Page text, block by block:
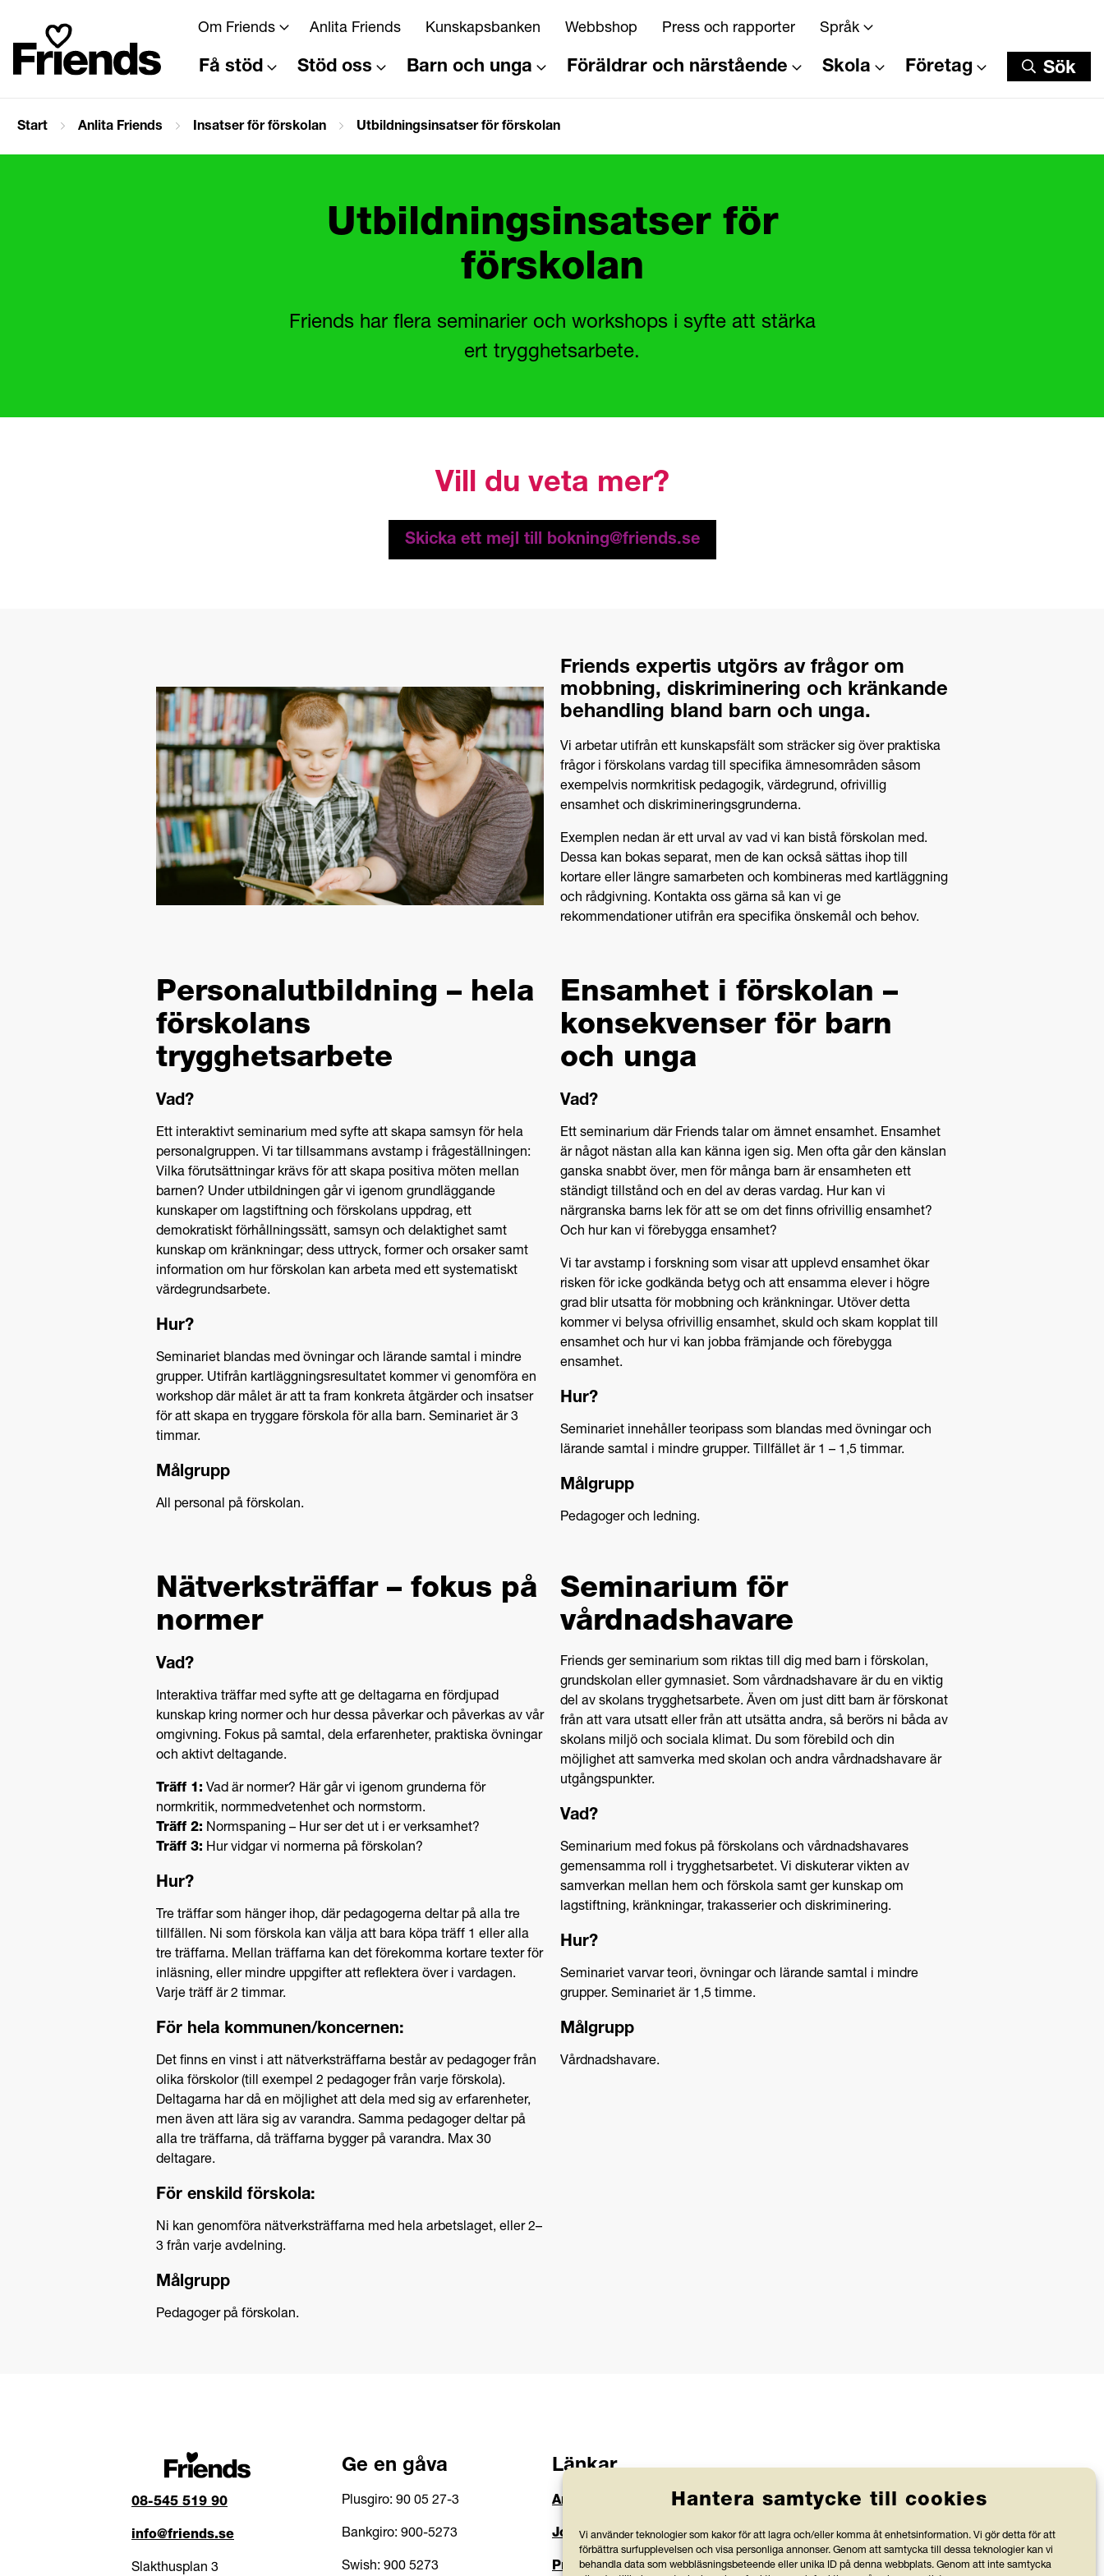
Hantera samtycke till cookies
Vi använder teknologier som kakor för att lagra och/eller komma åt enhetsinformation. Vi gör detta för att
förbättra surfupplevelsen och visa personliga annonser. Genom att samtycka till dessa teknologier kan vi
behandla data som webbläsningsbeteende eller unika ID på denna webbplats. Genom att inte samtycka
Om Friends Anlita Friends Kunskapsbanken Webbshop Press och rapporter Språk
Få stöd Stöd oss Barn och unga Föräldrar och närstående Skola Företag Sök
Sök
Start Anlita Friends Insatser för förskolan Utbildningsinsatser för förskolan
Utbildningsinsatser för
förskolan
Friends har flera seminarier och workshops i syfte att stärka
ert trygghetsarbete.
Vill du veta mer?
Skicka ett mejl till bokning@friends.se
Friends expertis utgörs av frågor om
mobbning, diskriminering och kränkande
behandling bland barn och unga.
Vi arbetar utifrån ett kunskapsfält som sträcker sig över praktiska
frågor i förskolans vardag till specifika ämnesområden såsom
exempelvis normkritisk pedagogik, värdegrund, ofrivillig
ensamhet och diskrimineringsgrunderna.
Exemplen nedan är ett urval av vad vi kan bistå förskolan med.
Dessa kan bokas separat, men de kan också sättas ihop till
kortare eller längre samarbeten och kombineras med kartläggning
och rådgivning. Kontakta oss gärna så kan vi ge
rekommendationer utifrån era specifika önskemål och behov.
Personalutbildning – hela
förskolans
trygghetsarbete
Vad?
Ett interaktivt seminarium med syfte att skapa samsyn för hela
personalgruppen. Vi tar tillsammans avstamp i frågeställningen:
Vilka förutsättningar krävs för att skapa positiva möten mellan
barnen? Under utbildningen går vi igenom grundläggande
kunskaper om lagstiftning och förskolans uppdrag, ett
demokratiskt förhållningssätt, samsyn och delaktighet samt
kunskap om kränkningar; dess uttryck, former och orsaker samt
information om hur förskolan kan arbeta med ett systematiskt
värdegrundsarbete.
Hur?
Seminariet blandas med övningar och lärande samtal i mindre
grupper. Utifrån kartläggningsresultatet kommer vi genomföra en
workshop där målet är att ta fram konkreta åtgärder och insatser
för att skapa en tryggare förskola för alla barn. Seminariet är 3
timmar.
Målgrupp
All personal på förskolan.
Ensamhet i förskolan –
konsekvenser för barn
och unga
Vad?
Ett seminarium där Friends talar om ämnet ensamhet. Ensamhet
är något nästan alla kan känna igen sig. Men ofta går den känslan
ganska snabbt över, men för många barn är ensamheten ett
ständigt tillstånd och en del av deras vardag. Hur kan vi
närgranska barns lek för att se om det finns ofrivillig ensamhet?
Och hur kan vi förebygga ensamhet?
Vi tar avstamp i forskning som visar att upplevd ensamhet ökar
risken för icke godkända betyg och att ensamma elever i högre
grad blir utsatta för mobbning och kränkningar. Utöver detta
kommer vi belysa ofrivillig ensamhet, skuld och skam kopplat till
ensamhet och hur vi kan jobba främjande och förebygga
ensamhet.
Hur?
Seminariet innehåller teoripass som blandas med övningar och
lärande samtal i mindre grupper. Tillfället är 1 – 1,5 timmar.
Målgrupp
Pedagoger och ledning.
Nätverksträffar – fokus på
normer
Vad?
Interaktiva träffar med syfte att ge deltagarna en fördjupad
kunskap kring normer och hur dessa påverkar och påverkas av vår
omgivning. Fokus på samtal, dela erfarenheter, praktiska övningar
och aktivt deltagande.
Träff 1: Vad är normer? Här går vi igenom grunderna för
normkritik, normmedvetenhet och normstorm.
Träff 2: Normspaning – Hur ser det ut i er verksamhet?
Träff 3: Hur vidgar vi normerna på förskolan?
Hur?
Tre träffar som hänger ihop, där pedagogerna deltar på alla tre
tillfällen. Ni som förskola kan välja att bara köpa träff 1 eller alla
tre träffarna. Mellan träffarna kan det förekomma kortare texter för
inläsning, eller mindre uppgifter att reflektera över i vardagen.
Varje träff är 2 timmar.
För hela kommunen/koncernen:
Det finns en vinst i att nätverksträffarna består av pedagoger från
olika förskolor (till exempel 2 pedagoger från varje förskola).
Deltagarna har då en möjlighet att dela med sig av erfarenheter,
men även att lära sig av varandra. Samma pedagoger deltar på
alla tre träffarna, då träffarna bygger på varandra. Max 30
deltagare.
För enskild förskola:
Ni kan genomföra nätverksträffarna med hela arbetslaget, eller 2–
3 från varje avdelning.
Målgrupp
Pedagoger på förskolan.
Seminarium för
vårdnadshavare
Friends ger seminarium som riktas till dig med barn i förskolan,
grundskolan eller gymnasiet. Som vårdnadshavare är du en viktig
del av skolans trygghetsarbete. Även om just ditt barn är förskonat
från att vara utsatt eller från att utsätta andra, så berörs ni båda av
skolans miljö och sociala klimat. Du som förebild och din
möjlighet att samverka med skolan och andra vårdnadshavare är
utgångspunkter.
Vad?
Seminarium med fokus på förskolans och vårdnadshavares
gemensamma roll i trygghetsarbetet. Vi diskuterar vikten av
samverkan mellan hem och förskola samt ger kunskap om
lagstiftning, kränkningar, trakasserier och diskriminering.
Hur?
Seminariet varvar teori, övningar och lärande samtal i mindre
grupper. Seminariet är 1,5 timme.
Målgrupp
Vårdnadshavare.
08-545 519 90
info@friends.se
Slakthusplan 3
Ge en gåva
Plusgiro: 90 05 27-3
Bankgiro: 900-5273
Swish: 900 5273
Länkar
Anlita Friends
Jobba hos oss
Prenumerera på nyhetsbrev
Svensk Insamlingskontroll, vilka
bevakar att organisationer med 90-